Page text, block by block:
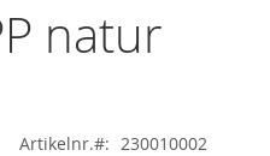
natur
Artikelnr. 230010002